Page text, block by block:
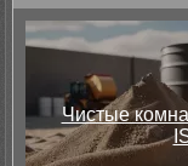
Чистые